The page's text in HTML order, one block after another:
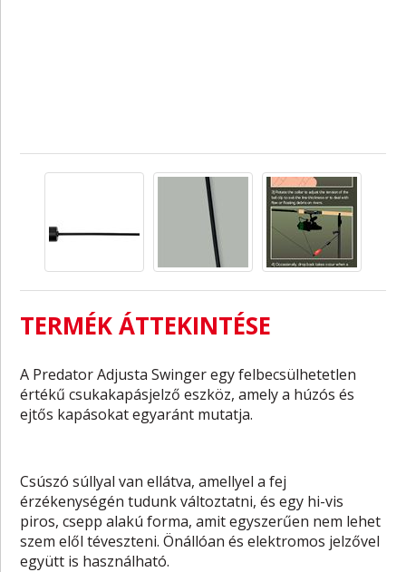
TERMÉK ÁTTEKINTÉSE
A Predator Adjusta Swinger egy felbecsülhetetlen
értékű csukakapásjelző eszköz, amely a húzós és
ejtős kapásokat egyaránt mutatja.
Csúszó súllyal van ellátva, amellyel a fej
érzékenységén tudunk változtatni, és egy hi-vis
piros, csepp alakú forma, amit egyszerűen nem lehet
szem elől téveszteni. Önállóan és elektromos jelzővel
együtt is használható.